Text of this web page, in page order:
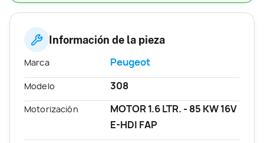
Información de la pieza
Marca Peugeot
Modelo 308
Motorización
MOTOR 1.6 LTR. - 85 KW 16V
E-HDI FAP